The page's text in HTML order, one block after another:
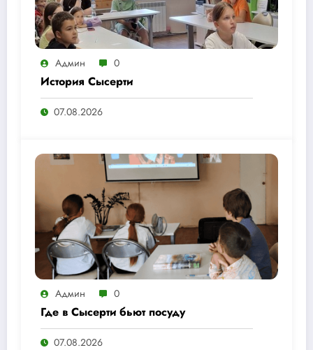
Админ 0
История Сысерти
07.08.2026
Админ 0
Где в Сысерти бьют посуду
07.08.2026